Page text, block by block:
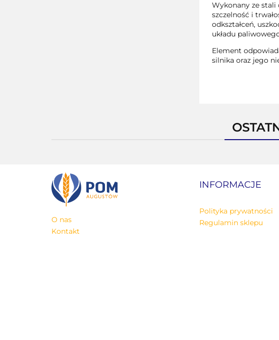
Wykonany ze stali
szczelność i
odkształceń,
układu
Element
silnika oraz jego
O nas
Kontakt
INFORMACJE
Polityka prywatności
Regulamin sklepu